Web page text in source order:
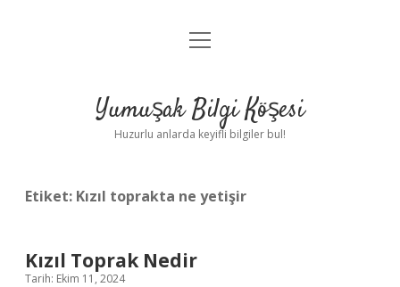
Anasayfa
Yasal Uyarı
menüyü
Yumuşak Bilgi Köşesi
Huzurlu anlarda keyifli bilgiler bul!
Etiket: Kızıl toprakta ne yetişir
Kızıl Toprak Nedir
Tarih: Ekim 11, 2024